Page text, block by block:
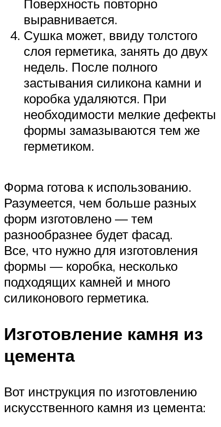
Поверхность повторно
выравнивается.
Сушка может, ввиду толстого
слоя герметика, занять до двух
недель. После полного
застывания силикона камни и
коробка удаляются. При
необходимости мелкие дефекты
формы замазываются тем же
герметиком.
Форма готова к использованию.
Разумеется, чем больше разных
форм изготовлено — тем
разнообразнее будет фасад.
Все, что нужно для изготовления
формы — коробка, несколько
подходящих камней и много
силиконового герметика.
Изготовление камня из
цемента
Вот инструкция по изготовлению
искусственного камня из цемента: